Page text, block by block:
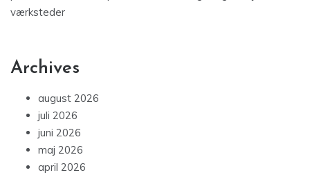
værksteder
Archives
august 2026
juli 2026
juni 2026
maj 2026
april 2026